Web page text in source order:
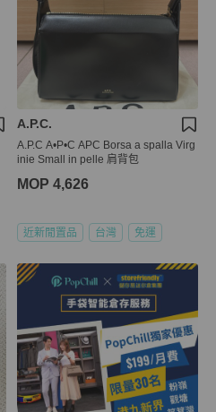
A.P.C.
A.P.C A•P•C APC Borsa a spalla Virg
inie Small in pelle 肩背包
MOP 4,626
近新閒置品 台灣 免運